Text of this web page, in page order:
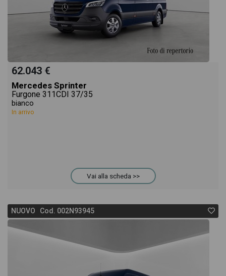
62.043 €
Mercedes Sprinter
Furgone 311CDI 37/35
bianco
In arrivo
Vai alla scheda >>
NUOVO Cod. 002N93945